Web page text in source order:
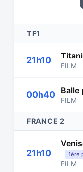
TF1
21h10
FILM
00h40 Balle
FILM
FRANCE 2
21h10 1ère
FILM